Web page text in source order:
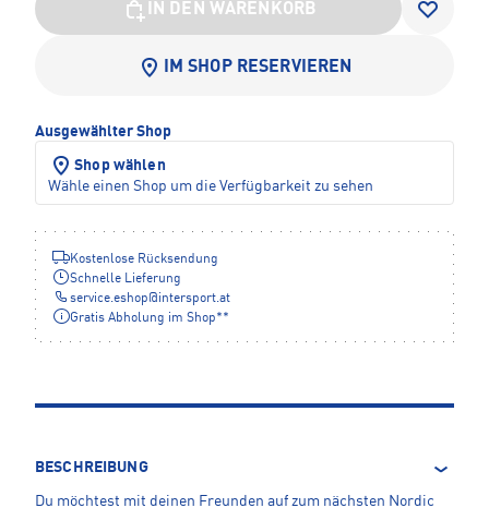
IN DEN WARENKORB
IM SHOP RESERVIEREN
Ausgewählter Shop
Shop wählen
Wähle einen Shop um die Verfügbarkeit zu sehen
Kostenlose Rücksendung
Schnelle Lieferung
service.eshop@intersport.at
Gratis Abholung im Shop**
BESCHREIBUNG
Du möchtest mit deinen Freunden auf zum nächsten Nordic